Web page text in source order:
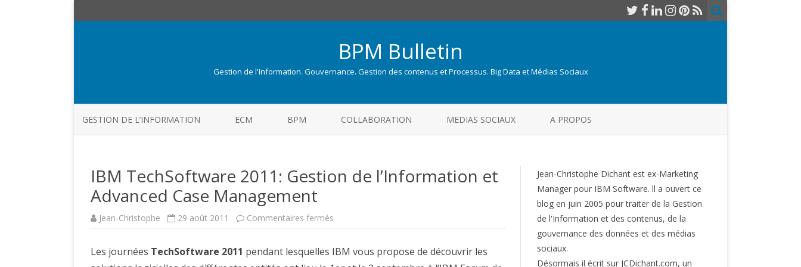
BPM Bulletin
Gestion de l'Information. Gouvernance. Gestion des contenus et Processus. Big Data et Médias Sociaux
to
GESTION DE L’INFORMATION ECM BPM COLLABORATION MEDIAS SOCIAUX A PROPOS
IBM TechSoftware 2011: Gestion de l’Information et
Advanced Case Management
Jean-Christophe 29 août 2011 Commentaires fermés
Gestion
de
Les journées TechSoftware 2011 pendant lesquelles IBM vous propose de découvrir les
Jean-Christophe Dichant est ex-Marketing
Manager pour IBM Software. ll a ouvert ce
blog en juin 2005 pour traiter de la Gestion
de l'Information et des contenus, de la
gouvernance des données et des médias
sociaux.
Désormais il écrit sur JCDichant.com, un